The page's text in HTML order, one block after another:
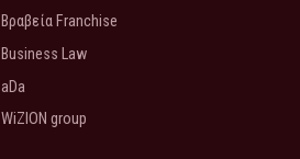
Βραβεία Franchise
Business Law
aDa
WiZION group